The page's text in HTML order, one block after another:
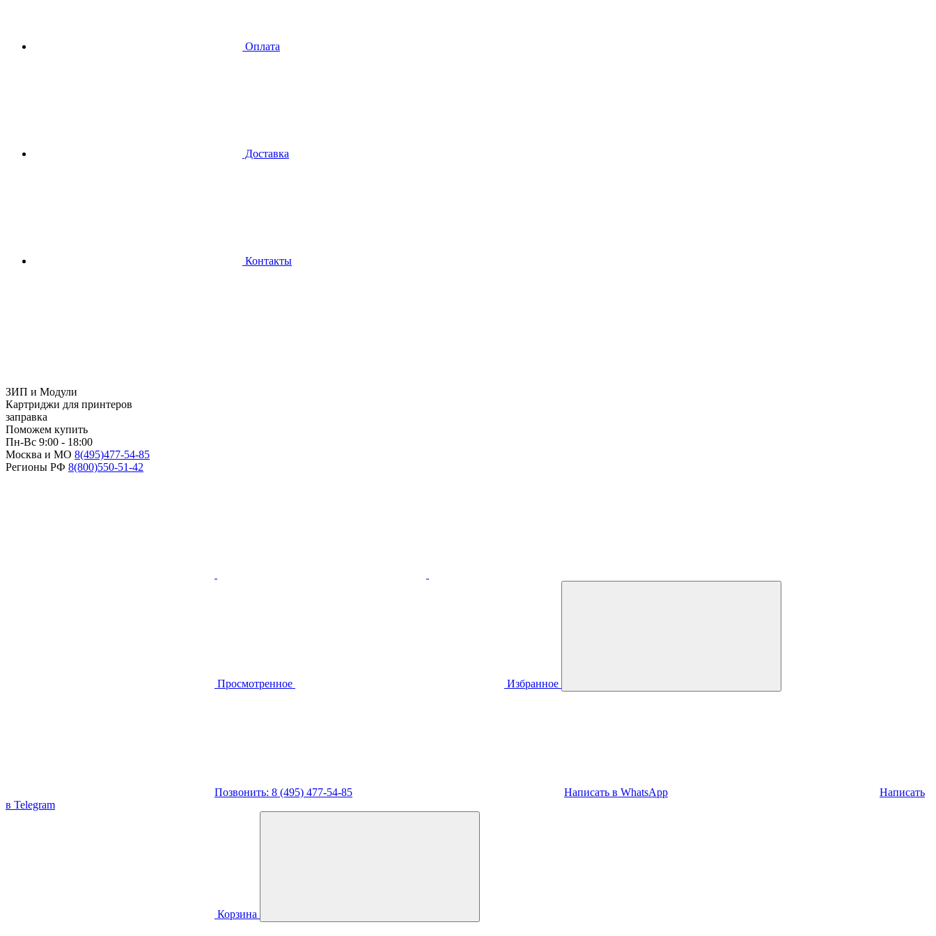
Оплата
Доставка
Контакты
ЗИП и Модули
Картриджи для принтеров
заправка
Поможем купить
Пн-Вс 9:00 - 18:00
Москва и МО 8(495)477-54-85
Регионы РФ 8(800)550-51-42
Просмотренное Избранное
Позвонить: 8 (495) 477-54-85 Написать в WhatsApp
Написать
в Telegram
Корзина